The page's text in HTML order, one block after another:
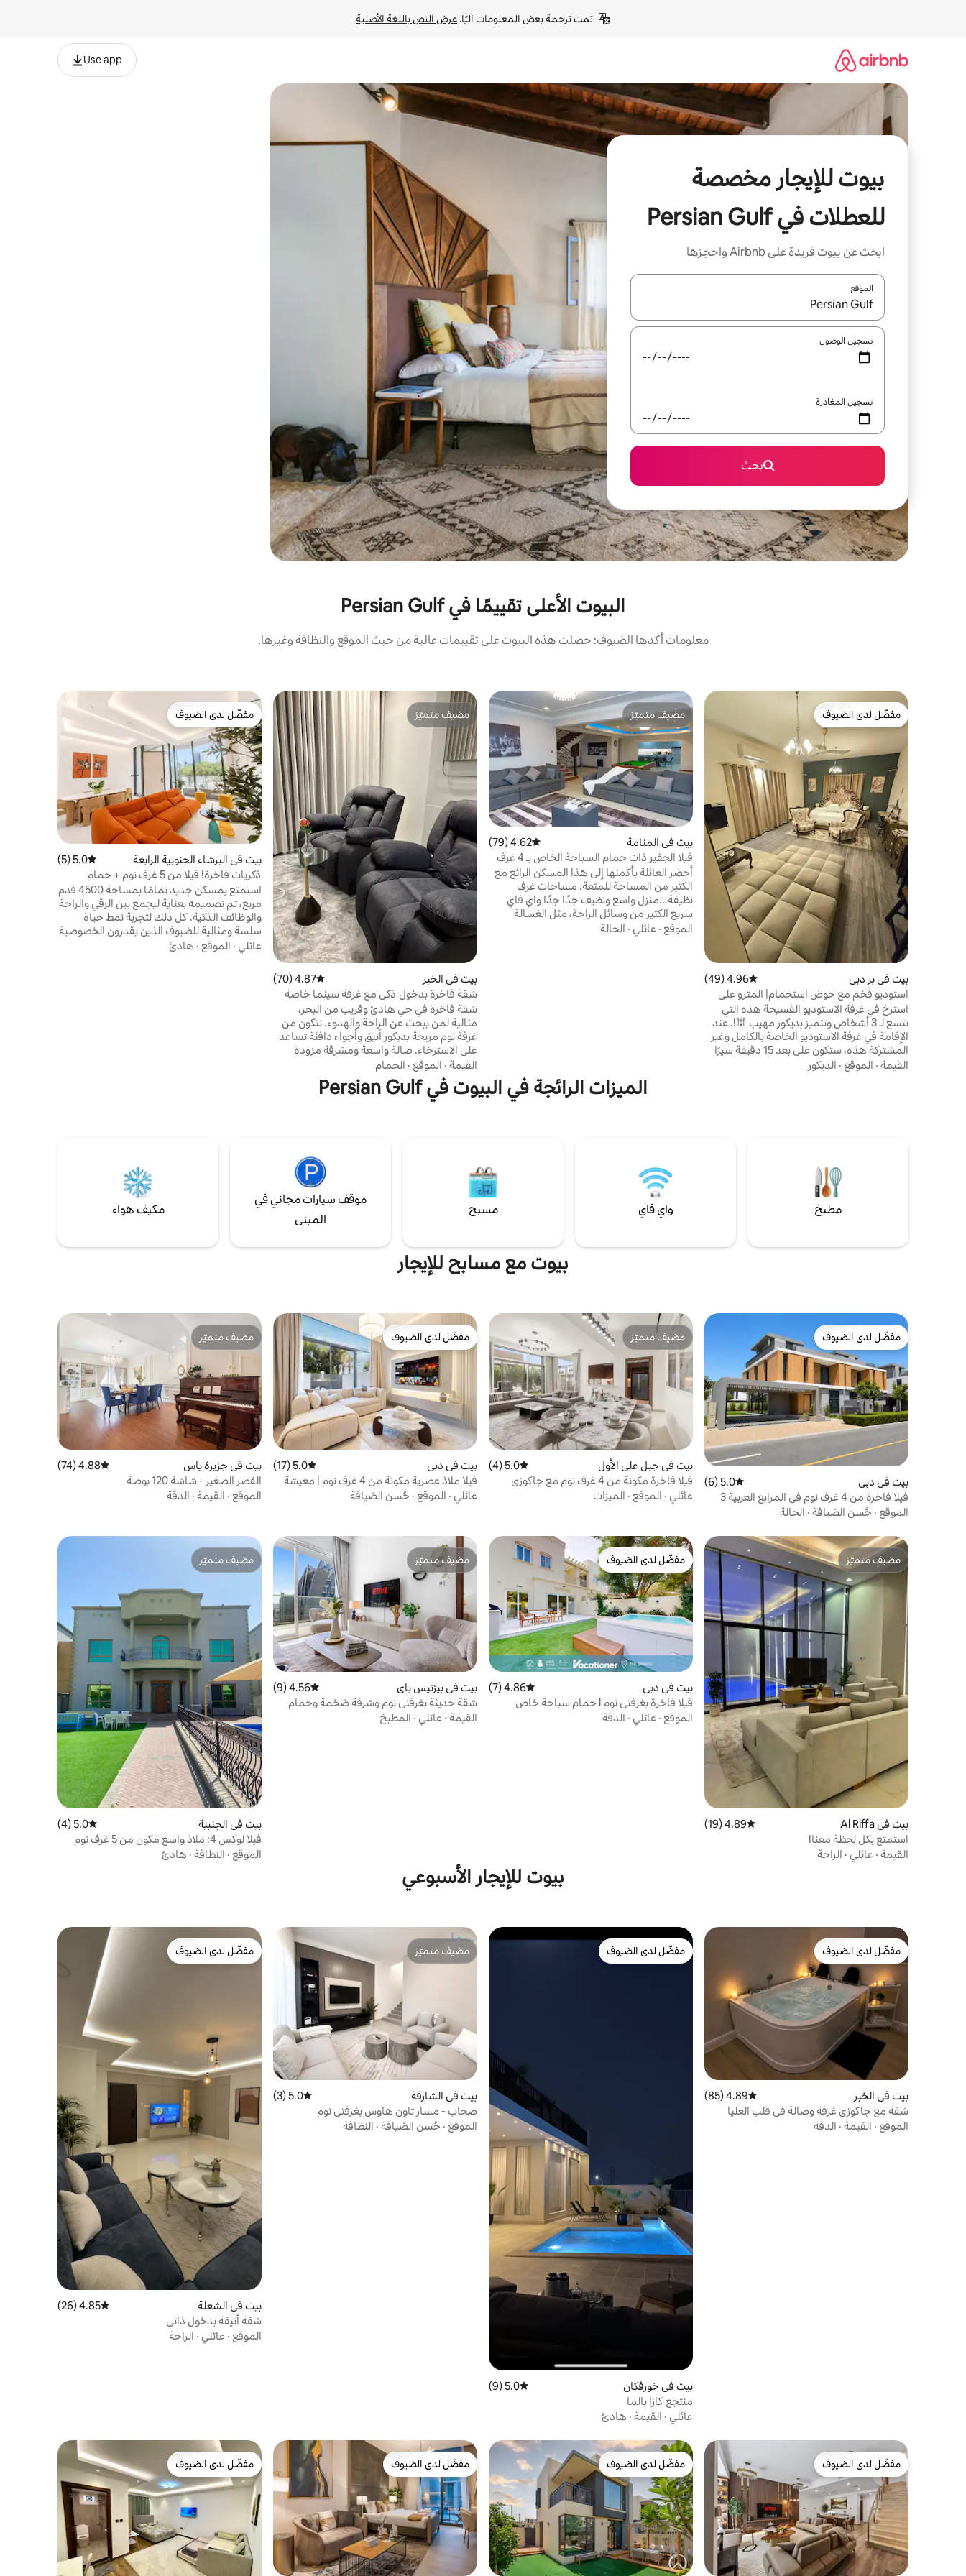
تمت ترجمة بعض المعلومات آليًا. عرض النص باللغة الأصلية
Use app
بيوت للإيجار مخصصة
للعطلات في Persian Gulf
ابحث عن بيوت فريدة على Airbnb واحجزها
الموقع
عند توفر النتائج، انتقل باستخدام السهمين لأعلى ولأسفل أو استكشف عن طريق اللمس أو السحب.
تسجيل الوصول
تسجيل المغادرة
بحث
البيوت الأعلى تقييمًا في Persian Gulf
معلومات أكدها الضيوف: حصلت هذه البيوت على تقييمات عالية من حيث الموقع والنظافة وغيرها.
مفضّل لدى الضيوف
مفضّل لدى الضيوف
بيت في بر دبي متوسط التقييم 4.96 من 5، 49 مراجعات
4.96 (49)
استوديو فخم مع حوض استحمام| المترو على
بُعد 15 دقيقة سيرًا على الأقدام
استرخ في غرفة الاستوديو الفسيحة هذه التي
تتسع لـ 3 أشخاص وتتميز بديكور مهيب 🕍!. عند
الإقامة في غرفة الاستوديو الخاصة بالكامل وغير
المشتركة هذه، ستكون على بعد 15 دقيقة سيرًا
على الأقدام فقط من محطة مترو ماكس، وعلى
القيمة · الموقع · الديكور
مضيف متميّز
مضيف متميّز
بيت في المنامة متوسط التقييم 4.62 من 5، 79 مراجعات
4.62 (79)
فيلا الجفير ذات حمام السباحة الخاص بـ 4 غرف
نوم
أحضر العائلة بأكملها إلى هذا المسكن الرائع مع
الكثير من المساحة للمتعة. مساحات غرف
نظيفة...منزل واسع ونظيف جدًا جدًا واي فاي
سريع الكثير من وسائل الراحة، مثل الغسالة
والمجفف والموقد والغلاية والمكواة ومجفف
الموقع · عائلي · الحالة
مضيف متميّز
مضيف متميّز
بيت في الخبر متوسط التقييم 4.87 من 5، 70 مراجعات
4.87 (70)
شقة فاخرة بدخول ذكي مع غرفة سينما خاصة
2A
شقة فاخرة في حي هادئ وقريب من البحر،
مثالية لمن يبحث عن الراحة والهدوء. تتكون من
غرفة نوم مريحة بديكور أنيق وأجواء دافئة تساعد
على الاسترخاء. صالة واسعة ومشرقة مزودة
بشاشة ذكية لمتابعة جميع البرامج والتطبيقات
المفضلة بكل سهولة مع خدمة واي فاي مجانا.
المطبخ متكامل بكل ما تحتاجه: ثلاجة، فرن،
ميكروويف، غلاية، إضافة إلى الشاي والقهوة لتبدأ
القيمة · الموقع · الحمام
مفضّل لدى الضيوف
مفضّل لدى الضيوف
بيت في البرشاء الجنوبية الرابعة متوسط التقييم 5.0 من 5، 5 مراجعات
5.0 (5)
ذكريات فاخرة! فيلا من 5 غرف نوم + حمام
سباحة + جاكوزي + مصعد + صالة ألعاب رياضية
استمتع بمسكن جديد تمامًا بمساحة 4500 قدم
مربع، تم تصميمه بعناية ليجمع بين الرقي والراحة
والوظائف الذكية. كل ذلك لتجربة نمط حياة
سلسة ومثالية للضيوف الذين يقدرون الخصوصية
والفخامة والراحة. يضم خمس غرف نوم كبيرة
عائلي · الموقع · هادئ
الميزات الرائجة في البيوت في Persian Gulf
مطبخ واي فاي مسبح
موقف سيارات مجاني في
المبنى
مكيف هواء
بيوت مع مسابح للإيجار
مفضّل لدى الضيوف
مفضّل لدى الضيوف
بيت في دبي متوسط التقييم 5.0 من 5، 6 مراجعات
5.0 (6)
فيلا فاخرة من 4 غرف نوم في المرابع العربية 3
يونيو
الموقع · حُسن الضيافة · الحالة
مضيف متميّز
مضيف متميّز
بيت في جبل علي الأول متوسط التقييم 5.0 من 5، 4 مراجعات
5.0 (4)
فيلا فاخرة مكونة من 4 غرف نوم مع جاكوزي
ومنطقة شواء
عائلي · الموقع · الميزات
مفضّل لدى الضيوف
مفضّل لدى الضيوف
بيت في دبي متوسط التقييم 5.0 من 5، 17 مراجعات
5.0 (17)
فيلا ملاذ عصرية مكونة من 4 غرف نوم | معيشة
على طراز المنتجع
عائلي · الموقع · حُسن الضيافة
مضيف متميّز
مضيف متميّز
بيت في جزيرة ياس متوسط التقييم 4.88 من 5، 74 مراجعات
4.88 (74)
القصر الصغير - شاشة 120 بوصة
الموقع · القيمة · الدقة
مضيف متميّز
مضيف متميّز
بيت في Al Riffa متوسط التقييم 4.89 من 5، 19 مراجعات
4.89 (19)
استمتع بكل لحظة معنا!
القيمة · عائلي · الراحة
مفضّل لدى الضيوف
مفضّل لدى الضيوف
بيت في دبي متوسط التقييم 4.86 من 5، 7 مراجعات
4.86 (7)
فيلا فاخرة بغرفتي نوم l حمام سباحة خاص
الموقع · عائلي · الدقة
مضيف متميّز
مضيف متميّز
بيت في بيزنيس باي متوسط التقييم 4.56 من 5، 9 مراجعات
4.56 (9)
شقة حديثة بغرفتي نوم وشرفة ضخمة وحمام
سباحة بإطلالة على برج خليفة
القيمة · عائلي · المطبخ
مضيف متميّز
مضيف متميّز
بيت في الجنبية متوسط التقييم 5.0 من 5، 4 مراجعات
5.0 (4)
فيلا لوكس 4: ملاذ واسع مكون من 5 غرف نوم
الموقع · النظافة · هادئ
بيوت للإيجار الأسبوعي
مفضّل لدى الضيوف
مفضّل لدى الضيوف
بيت في الخبر متوسط التقييم 4.89 من 5، 85 مراجعات
4.89 (85)
‏شقة مع جاكوزي غرفة وصالة في قلب العليا
الموقع · القيمة · الدقة
مفضّل لدى الضيوف
مفضّل لدى الضيوف
بيت في خورفكان متوسط التقييم 5.0 من 5، 9 مراجعات
5.0 (9)
منتجع كازا بالما
عائلي · القيمة · هادئ
مضيف متميّز
مضيف متميّز
بيت في الشارقة متوسط التقييم 5.0 من 5، 3 مراجعات
5.0 (3)
صحاب - مسار تاون هاوس بغرفتي نوم
الموقع · حُسن الضيافة · النظافة
مفضّل لدى الضيوف
مفضّل لدى الضيوف
بيت في الشعلة متوسط التقييم 4.85 من 5، 26 مراجعات
4.85 (26)
شقة أنيقة بدخول ذاتي
الموقع · عائلي · الراحة
مفضّل لدى الضيوف
مفضّل لدى الضيوف
مفضّل لدى الضيوف
مفضّل لدى الضيوف
مفضّل لدى الضيوف
مفضّل لدى الضيوف
مفضّل لدى الضيوف
مفضّل لدى الضيوف